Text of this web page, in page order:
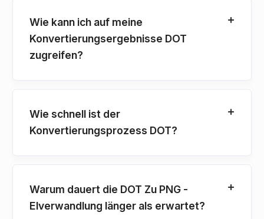
Wie kann ich auf meine
Konvertierungsergebnisse DOT
zugreifen?
Wie schnell ist der
Konvertierungsprozess DOT?
Warum dauert die DOT Zu PNG -
Elverwandlung länger als erwartet?